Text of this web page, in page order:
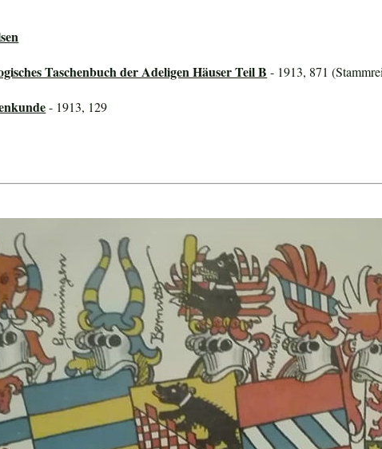
Taschenbuch der Adeligen Häuser Teil B - 1913, 871
- 1913, 129